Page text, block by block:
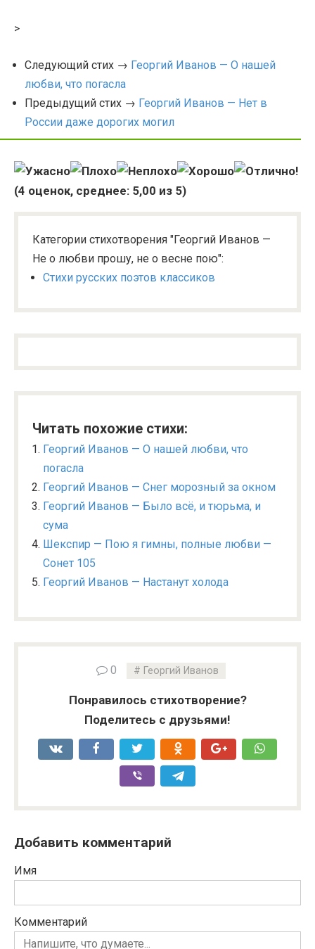
>
Следующий стих → Георгий Иванов — О нашей
любви, что погасла
Предыдущий стих → Георгий Иванов — Нет в
России даже дорогих могил
(4 оценок, среднее: 5,00 из 5)
Категории стихотворения "Георгий Иванов —
Не о любви прошу, не о весне пою":
Стихи русских поэтов классиков
Читать похожие стихи:
Георгий Иванов — О нашей любви, что
погасла
Георгий Иванов — Снег морозный за окном
Георгий Иванов — Было всё, и тюрьма, и
сума
Шекспир — Пою я гимны, полные любви —
Сонет 105
Георгий Иванов — Настанут холода
0 Георгий Иванов
Понравилось стихотворение?
Поделитесь с друзьями!
Добавить комментарий
Имя
Комментарий